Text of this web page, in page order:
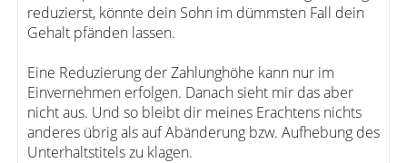
reduzierst, könnte dein Sohn im dümmsten Fall dein
Gehalt pfänden lassen.
Eine Reduzierung der Zahlunghöhe kann nur im
Einvernehmen erfolgen. Danach sieht mir das aber
nicht aus. Und so bleibt dir meines Erachtens nichts
anderes übrig als auf Abänderung bzw. Aufhebung des
Unterhaltstitels zu klagen.